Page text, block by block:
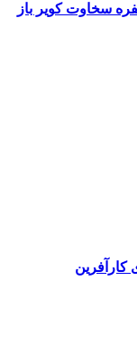
سخاوت کویر باز
کارآفرین